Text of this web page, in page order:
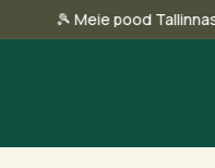
🎾 Meie